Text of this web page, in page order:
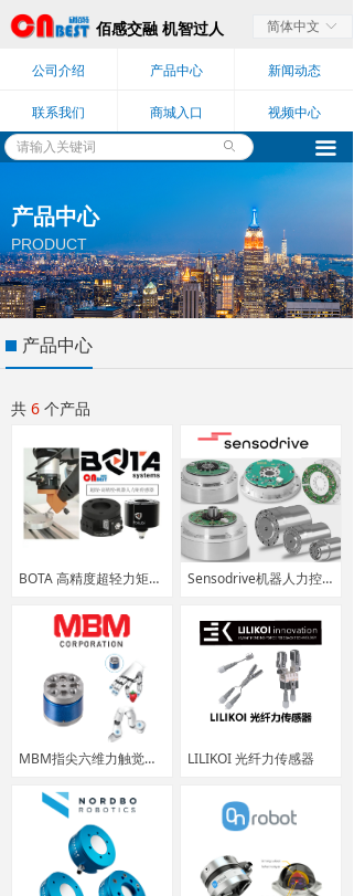
佰感交融 机智过人 ꀅ
简体中文
끀
ꄙ
公司介绍 产品中心 新闻动态
联系我们 商城入口 视频中心
产品中心
共 6 个产品
BOTA 高精度超轻力矩传感器 Sensodrive机器人力控关节模组和扭矩传感器
MBM指尖六维力触觉传感器 LILIKOI 光纤力传感器
产品中心
PRODUCT